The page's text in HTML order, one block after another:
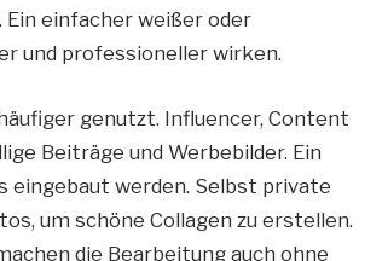
einfacher weißer oder
und professioneller wirken.
genutzt. Influencer, Content
Beiträge und Werbebilder. Ein
werden. Selbst private
um schöne Collagen zu erstellen.
die Bearbeitung auch ohne